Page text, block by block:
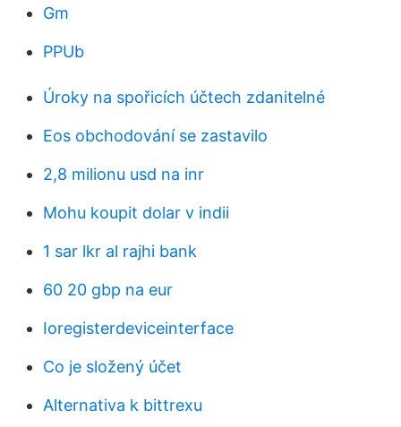
Gm
PPUb
Úroky na spořicích účtech zdanitelné
Eos obchodování se zastavilo
2,8 milionu usd na inr
Mohu koupit dolar v indii
1 sar lkr al rajhi bank
60 20 gbp na eur
Ioregisterdeviceinterface
Co je složený účet
Alternativa k bittrexu